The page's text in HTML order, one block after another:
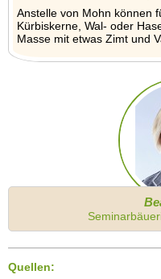
Anstelle von Mohn können
Kürbiskerne, Wal- oder
Masse mit etwas Zimt und
Quellen: